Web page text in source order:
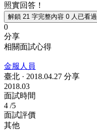
照實回答！
解鎖 21 字完整內容 0 人已看過
0
分享
相關面試心得
金服人員
臺北 · 2018.04.27 分享
2018.03
面試時間
4 /5
面試評價
其他